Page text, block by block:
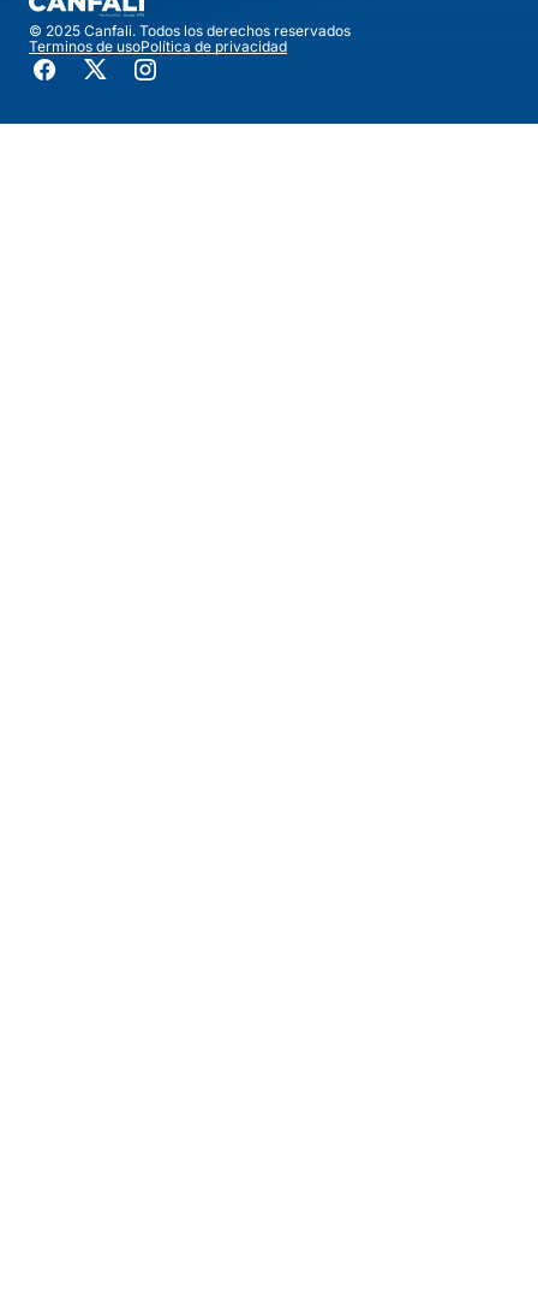
© 2025 Canfali. Todos los derechos reservados
Terminos de usoPolítica de privacidad